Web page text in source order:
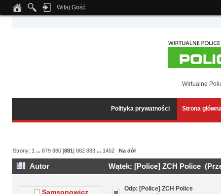
Notice: Undefined index: tapatalk_body_hook in
Witaj Gość
Wirtualne
Polityka prywatności Strona
Strony: 1 ...879 880 [881]882 883 ... 1452 Na dół
Autor Wątek: [Police] ZCH Police
Samsonowicz Odp: [Police] ZCH Police